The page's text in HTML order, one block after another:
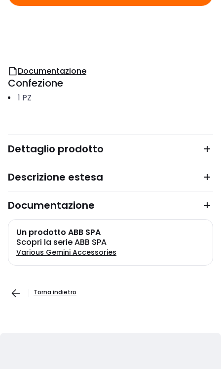
Documentazione
Confezione
1 PZ
Dettaglio prodotto
Descrizione estesa
Documentazione
Un prodotto ABB SPA
Scopri la serie ABB SPA
Various Gemini Accessories
Torna indietro